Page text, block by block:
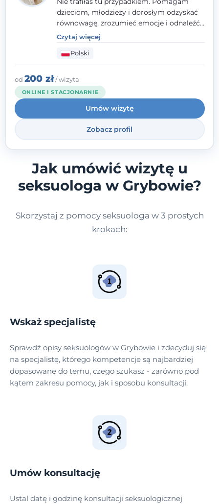
dzieciom, młodzieży i dorosłym odzyskać
równowagę, zrozumieć emocje i odnaleźć
wewnętrzną siłę. Moja droga do
psychologii zaczęła się od życia - pełnego
wyzwań, które nauczyły mnie uważności,
empatii i pokory. Dziś łączę doświadczenie
nauczycielki, psychologa, psychoterapeuty
i seksuologa tworząc bezpieczną
przestrzeń, w której można poczuć spokój i
wsparcie. Nie obiecuję łatwych rozwiązań -
ale mogę obiecać, że będę po Twojej
Czytaj więcej
Polski
od 200 zł/ wizyta
ONLINE I STACJONARNIE
Umów wizytę
Zobacz profil
Jak umówić wizytę u
seksuologa w Grybowie?
Skorzystaj z pomocy seksuologa w 3 prostych
krokach:
Wskaż specjalistę
Sprawdź opisy seksuologów w Grybowie i zdecyduj się
na specjalistę, którego kompetencje są najbardziej
dopasowane do temu, czego szukasz - zarówno pod
kątem zakresu pomocy, jak i sposobu konsultacji.
Umów konsultację
Ustal datę i godzinę konsultacji seksuologicznej